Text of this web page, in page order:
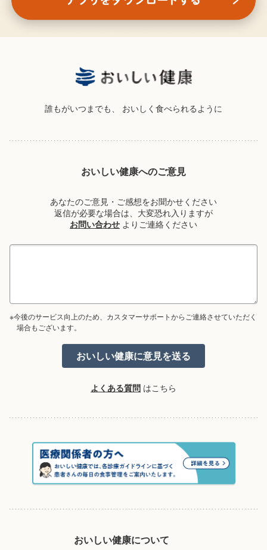
誰もがいつまでも、 おいしく食べられるように
おいしい健康へのご意見
あなたのご意見・ご感想をお聞かせください
返信が必要な場合は、大変恐れ入りますが
お問い合わせ よりご連絡ください
※今後のサービス向上のため、カスタマーサポートからご連絡させていただく
場合もございます。
よくある質問 はこちら
おいしい健康について